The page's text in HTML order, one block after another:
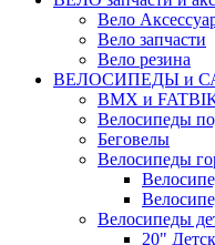
Вело
Вело запчасти
Вело резина
ВЕЛОСИПЕДЫ и
BMX и
Велосипеды
Беговелы
Велосипеды
Велосипеды
20"